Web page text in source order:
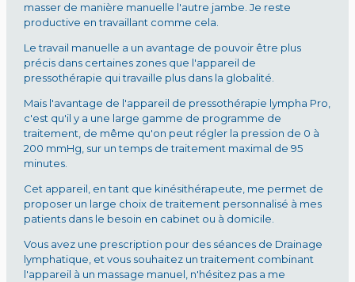
masser de manière manuelle l'autre jambe. Je reste
productive en travaillant comme cela.
Le travail manuelle a un avantage de pouvoir être plus
précis dans certaines zones que l'appareil de
pressothérapie qui travaille plus dans la globalité.
Mais l'avantage de l'appareil de pressothérapie lympha Pro,
c'est qu'il y a une large gamme de programme de
traitement, de même qu'on peut régler la pression de 0 à
200 mmHg, sur un temps de traitement maximal de 95
minutes.
Cet appareil, en tant que kinésithérapeute, me permet de
proposer un large choix de traitement personnalisé à mes
patients dans le besoin en cabinet ou à domicile.
Vous avez une prescription pour des séances de Drainage
lymphatique, et vous souhaitez un traitement combinant
l'appareil à un massage manuel, n'hésitez pas a me